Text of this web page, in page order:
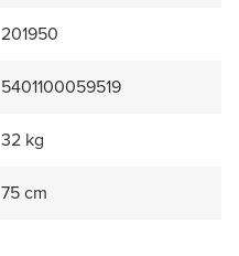
201950
5401100059519
32 kg
75 cm